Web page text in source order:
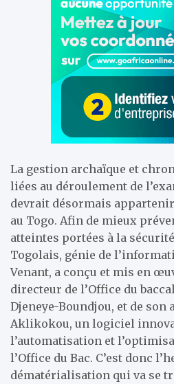
La gestion archaïque et
liées au déroulement de
devrait désormais
au Togo. Afin de mieux
atteintes portées à la
Togolais, génie de
Venant, a conçu et mis en
directeur de l’Office du
Djeneye-Boundjou, et de son
Aklikokou, un logiciel
l’automatisation et
l’Office du Bac. C’est donc
dématérialisation qui va se